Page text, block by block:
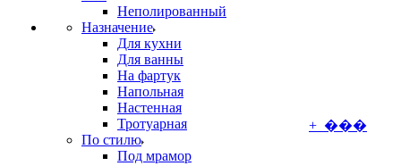
Неполированный
Назначение
Для кухни
Для ванны
На фартук
Напольная
Настенная
Тротуарная
По стилю
Под мрамор
+ ���